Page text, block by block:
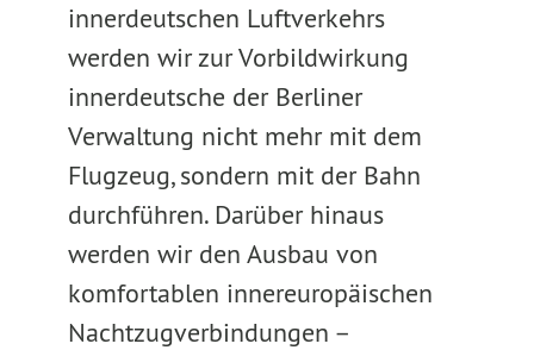
innerdeutschen Luftverkehrs
werden wir zur Vorbildwirkung
innerdeutsche der Berliner
Verwaltung nicht mehr mit dem
Flugzeug, sondern mit der Bahn
durchführen. Darüber hinaus
werden wir den Ausbau von
komfortablen innereuropäischen
Nachtzugverbindungen –